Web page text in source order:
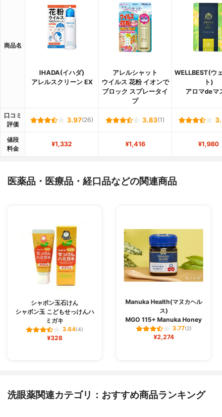
商品名
IHADA(イハダ)
アレルスクリーン EX
アレルシャット
ウイルス 花粉 イオンで
ブロック スプレータイ
プ
WELLBEST(ウ
ト)
アロマdeマ
口コミ
評価
3.97(26) 3.83(1)
値段
料金
¥1,332 ¥1,416 ¥1,980
医薬品・医療品・経口品などの関連商品
シャボン玉石けん
シャボン玉 こどもせっけんハ
ミガキ
3.64(4)
¥328
Manuka Health(マヌカヘル
ス)
MGO 115+ Manuka Honey
3.77(2)
¥2,274
洗眼薬関連カテゴリ：おすすめ商品ランキング